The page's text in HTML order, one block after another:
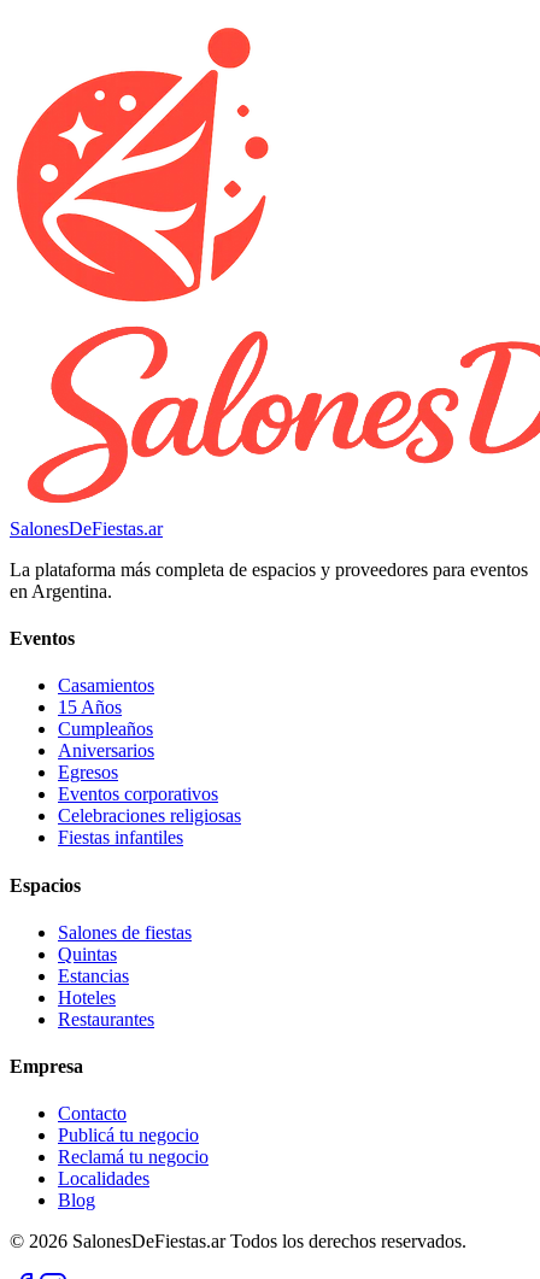
SalonesDeFiestas.ar
La plataforma más completa de espacios y proveedores para eventos
en Argentina.
Eventos
Casamientos
15 Años
Cumpleaños
Aniversarios
Egresos
Eventos corporativos
Celebraciones religiosas
Fiestas infantiles
Espacios
Salones de fiestas
Quintas
Estancias
Hoteles
Restaurantes
Empresa
Contacto
Publicá tu negocio
Reclamá tu negocio
Localidades
Blog
© 2026 SalonesDeFiestas.arTodos los derechos reservados.